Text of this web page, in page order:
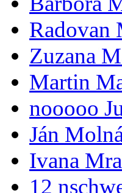
Radovan
Zuzana
Martin
nooooo
Ján
Ivana
12